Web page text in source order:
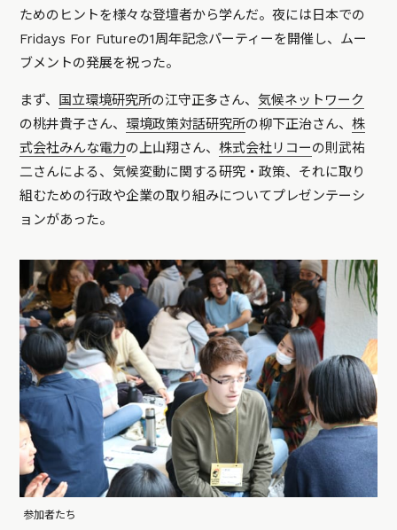
ためのヒントを様々な登壇者から学んだ。夜には日本での
Fridays For Futureの1周年記念パーティーを開催し、ムー
ブメントの発展を祝った。
まず、 国立環境研究所の江守正多さん、気候ネットワーク
の桃井貴子さん、 環境政策対話研究所の柳下正治さん、株
式会社みんな電力の上山翔さん、株式会社リコーの則武祐
二さんによる、気候変動に関する研究・政策、それに取り
組むための行政や企業の取り組みについてプレゼンテーシ
ョンがあった。
参加者たち